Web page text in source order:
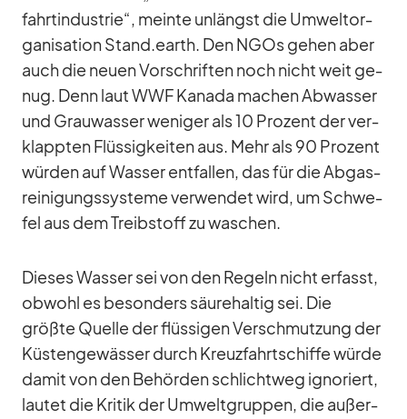
fahrt­in­dus­trie“, meinte un­längst die Um­welt­or­
ga­ni­sa­tion Stand.earth. Den NGOs ge­hen aber
auch die neuen Vor­schrif­ten noch nicht weit ge­
nug. Denn laut WWF Ka­nada ma­chen Ab­was­ser
und Grau­was­ser we­ni­ger als 10 Pro­zent der ver­
klapp­ten Flüs­sig­kei­ten aus. Mehr als 90 Pro­zent
wür­den auf Was­ser ent­fal­len, das für die Ab­gas­
rei­ni­gungs­sys­teme ver­wen­det wird, um Schwe­
fel aus dem Treib­stoff zu wa­schen.
Die­ses Was­ser sei von den Re­geln nicht er­fasst,
ob­wohl es be­son­ders säu­re­hal­tig sei. Die
größte Quelle der flüs­si­gen Ver­schmut­zung der
Küs­ten­ge­wäs­ser durch Kreuz­fahrt­schiffe würde
da­mit von den Be­hör­den schlicht­weg igno­riert,
lau­tet die Kri­tik der Um­welt­grup­pen, die au­ßer­